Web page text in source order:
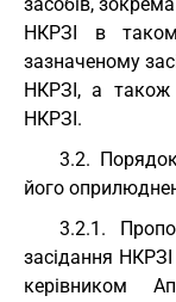
НКРЗІ в
зазначеному
НКРЗІ, а також
НКРЗІ.
3.2.
його
3.2.1.
засідання
керівником